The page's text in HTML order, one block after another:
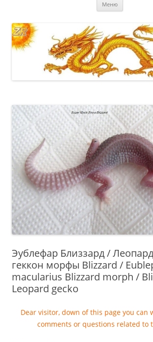
Меню
Эублефар Близзард /
геккон морфы Blizzard /
macularius Blizzard morph /
Leopard gecko
Dear visitor, down of this page you can
comments or questions related to